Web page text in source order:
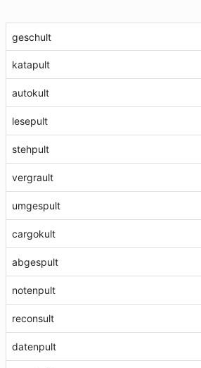
geschult
katapult
autokult
lesepult
stehpult
vergrault
umgespult
cargokult
abgespult
notenpult
reconsult
datenpult